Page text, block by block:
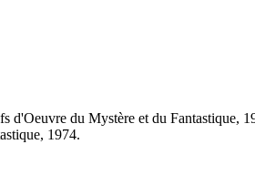
d'Oeuvre du Mystère et du Fantastique,
1974.